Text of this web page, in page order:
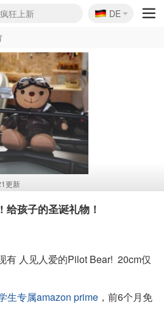
抢！
狂上新
大促
随时失效
家85折额外叠85折
促！每日更新
5折起+叠9折
仅€192
🇩🇪
DE
更新
孩子的圣诞礼物！
有 人见人爱的Pilot Bear! 20cm仅
生专属amazon prime ，前6个月免